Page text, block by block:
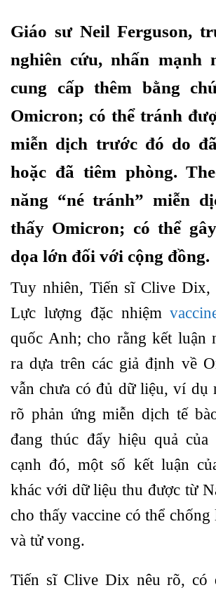
Giáo sư Neil Ferguson,
nghiên cứu, nhấn mạnh
cung cấp thêm bằng
Omicron; có thể tránh
miễn dịch trước đó do
hoặc đã tiêm phòng.
năng “né tránh” miễn
thấy Omicron; có thể
dọa lớn đối với cộng đồng.
Tuy nhiên, Tiến sĩ Clive Dix,
Lực lượng đặc nhiệm
quốc Anh; cho rằng kết luận
ra dựa trên các giả định về
vẫn chưa có đủ dữ liệu, ví dụ
rõ phản ứng miễn dịch tế
đang thúc đẩy hiệu quả của
cạnh đó, một số kết luận
khác với dữ liệu thu được từ
cho thấy vaccine có thể chống
và tử vong.
Tiến sĩ Clive Dix nêu rõ, có